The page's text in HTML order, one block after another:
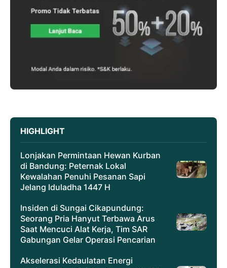
HIGHLIGHT
Lonjakan Permintaan Hewan Kurban
di Bandung: Peternak Lokal
Kewalahan Penuhi Pesanan Sapi
Jelang Iduladha 1447 H
Insiden di Sungai Cikapundung:
Seorang Pria Hanyut Terbawa Arus
Saat Mencuci Alat Kerja, Tim SAR
Gabungan Gelar Operasi Pencarian
Akselerasi Kedaulatan Energi